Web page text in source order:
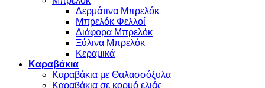
Δερμάτινα Μπρελόκ
Μπρελόκ Φελλοί
Διάφορα Μπρελόκ
Ξύλινα Μπρελόκ
Κεραμικά
Καραβάκια
Καραβάκια με Θαλασσόξυλα
Καραβάκια σε κορμό ελιάς